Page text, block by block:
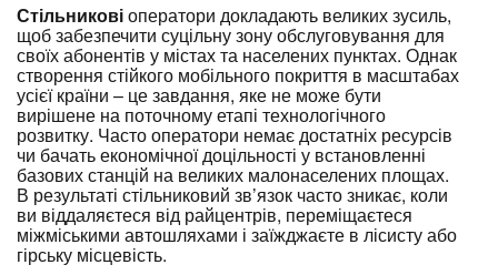
Стільниковіоператори докладають великих зусиль,
щоб забезпечити суцільну зону обслуговування для
своїх абонентів у містах та населених пунктах. Однак
створення стійкого мобільного покриття в масштабах
усієї країни – це завдання, яке не може бути
вирішене на поточному етапі технологічного
розвитку. Часто оператори немає достатніх ресурсів
чи бачать економічної доцільності у встановленні
базових станцій на великих малонаселених площах.
В результаті стільниковий зв’язок часто зникає, коли
ви віддаляєтеся від райцентрів, переміщаєтеся
міжміськими автошляхами і заїжджаєте в лісисту або
гірську місцевість.